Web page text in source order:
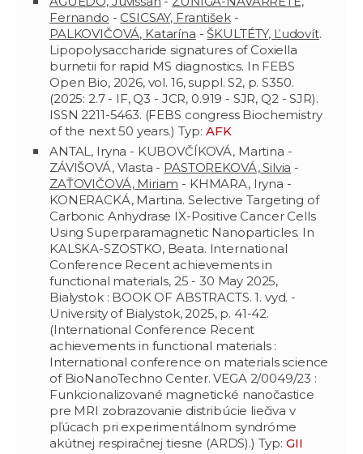
Fernando - CSICSAY, František-
PALKOVIČOVÁ, Katarína - ŠKULTÉTY, Ľudovít.
Lipopolysaccharide signatures of Coxiella
burnetii for rapid MS diagnostics. In FEBS
Open Bio, 2026, vol. 16, suppl. S2, p. S350.
(2025: 2.7 - IF, Q3 - JCR, 0.919 - SJR, Q2 - SJR).
ISSN 2211-5463. (FEBS congress Biochemistry
of the next 50 years.) Typ: AFK
ANTAL, Iryna - KUBOVČÍKOVÁ, Martina -
ZÁVIŠOVÁ, Vlasta - PASTOREKOVÁ, Silvia -
ZAŤOVIČOVÁ, Miriam - KHMARA, Iryna -
KONERACKÁ, Martina. Selective Targeting of
Carbonic Anhydrase IX-Positive Cancer Cells
Using Superparamagnetic Nanoparticles. In
KALSKA-SZOSTKO, Beata. International
Conference Recent achievements in
functional materials, 25 - 30 May 2025,
Bialystok : BOOK OF ABSTRACTS. 1. vyd. -
University of Bialystok, 2025, p. 41-42.
(International Conference Recent
achievements in functional materials :
International conference on materials science
of BioNanoTechno Center. VEGA 2/0049/23 :
Funkcionalizované magnetické nanočastice
pre MRI zobrazovanie distribúcie liečiva v
pľúcach pri experimentálnom syndróme
akútnej respiračnej tiesne (ARDS).) Typ: GII